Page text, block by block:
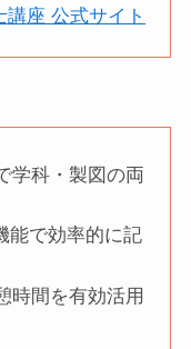
座 公式サイト
学科・製図の両
能で効率的に記
時間を有効活用